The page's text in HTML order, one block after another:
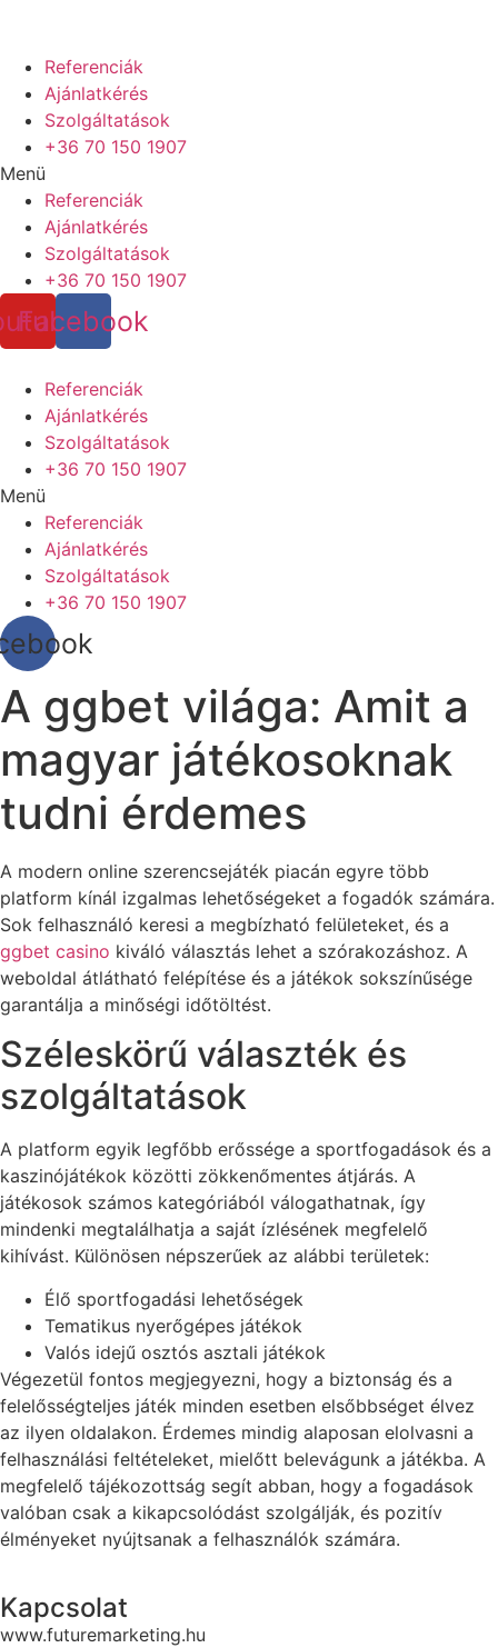
Referenciák
Ajánlatkérés
Szolgáltatások
+36 70 150 1907
Menü
Referenciák
Ajánlatkérés
Szolgáltatások
+36 70 150 1907
Facebook
Referenciák
Ajánlatkérés
Szolgáltatások
+36 70 150 1907
Menü
Referenciák
Ajánlatkérés
Szolgáltatások
+36 70 150 1907
A ggbet világa: Amit a
magyar játékosoknak
tudni érdemes
A modern online szerencsejáték piacán egyre több
platform kínál izgalmas lehetőségeket a fogadók számára.
Sok felhasználó keresi a megbízható felületeket, és a
ggbet casino kiváló választás lehet a szórakozáshoz. A
weboldal átlátható felépítése és a játékok sokszínűsége
garantálja a minőségi időtöltést.
Széleskörű választék és
szolgáltatások
A platform egyik legfőbb erőssége a sportfogadások és a
kaszinójátékok közötti zökkenőmentes átjárás. A
játékosok számos kategóriából válogathatnak, így
mindenki megtalálhatja a saját ízlésének megfelelő
kihívást. Különösen népszerűek az alábbi területek:
Élő sportfogadási lehetőségek
Tematikus nyerőgépes játékok
Valós idejű osztós asztali játékok
Végezetül fontos megjegyezni, hogy a biztonság és a
felelősségteljes játék minden esetben elsőbbséget élvez
az ilyen oldalakon. Érdemes mindig alaposan elolvasni a
felhasználási feltételeket, mielőtt belevágunk a játékba. A
megfelelő tájékozottság segít abban, hogy a fogadások
valóban csak a kikapcsolódást szolgálják, és pozitív
élményeket nyújtsanak a felhasználók számára.
Kapcsolat
www.futuremarketing.hu